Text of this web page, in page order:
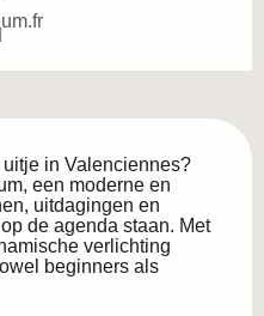
in Valenciennes?
een moderne en
uitdagingen en
de agenda staan. Met
verlichting
beginners als